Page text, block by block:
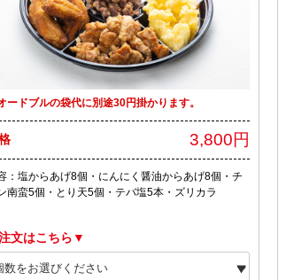
ードブルの袋代に別途30円掛かります。
3,800円
：塩からあげ8個・にんにく醤油からあげ8個・チ
南蛮5個・とり天5個・テバ塩5本・ズリカラ
文はこちら▼